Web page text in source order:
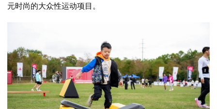
元时尚的大众性运动项目。